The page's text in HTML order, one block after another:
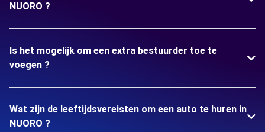
NUORO ?
Is het mogelijk om een extra bestuurder toe te
voegen ?
Wat zijn de leeftijdsvereisten om een auto te huren in
NUORO ?